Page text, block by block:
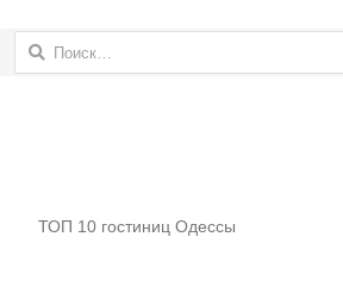
Найти:
ТОП 10 гостиниц Одессы